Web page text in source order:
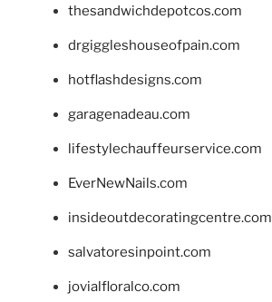
thesandwichdepotcos.com
drgiggleshouseofpain.com
hotflashdesigns.com
garagenadeau.com
lifestylechauffeurservice.com
EverNewNails.com
insideoutdecoratingcentre.com
salvatoresinpoint.com
jovialfloralco.com